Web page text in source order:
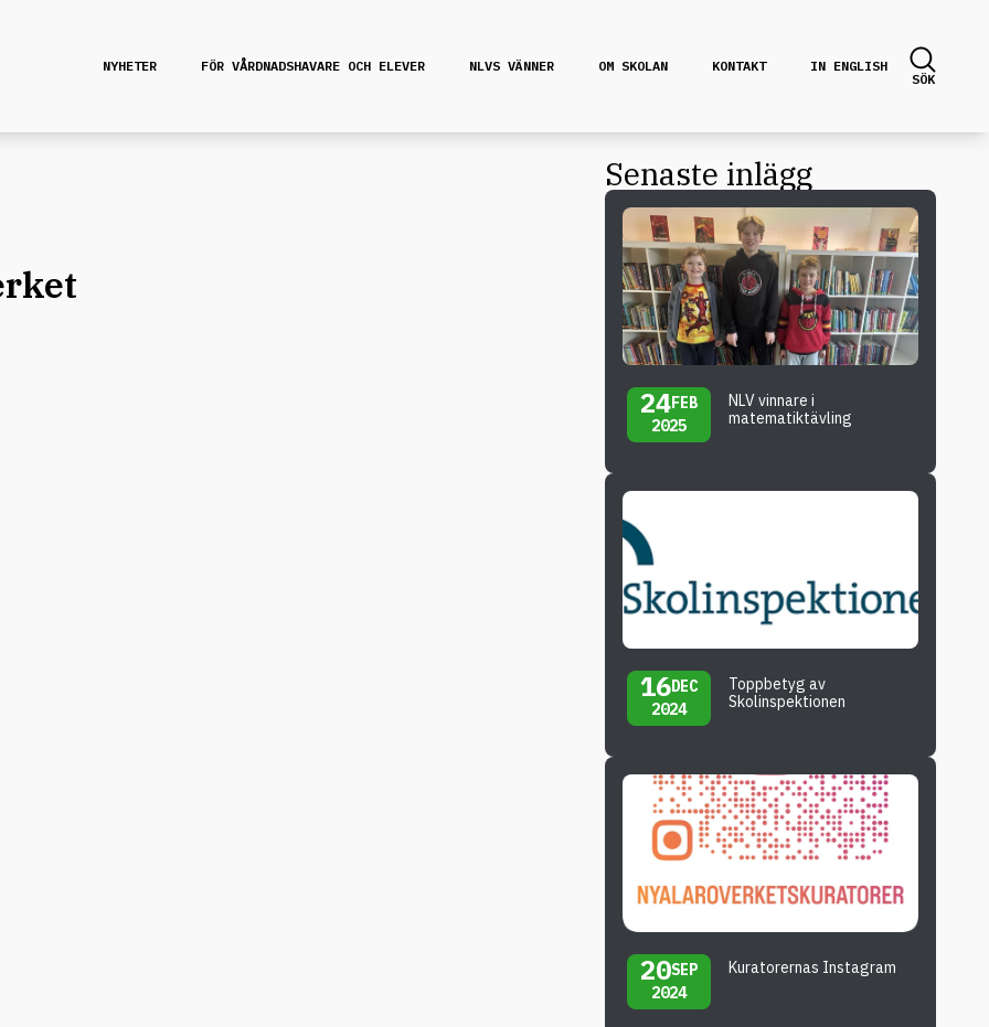
NYHETER FÖR VÅRDNADSHAVARE OCH ELEVER NLVS VÄNNER OM SKOLAN KONTAKT
IN ENGLISH
SÖK
Senaste inlägg
24FEB
2025
NLV vinnare i
matematiktävling
16DEC
2024
Toppbetyg av
Skolinspektionen
20SEP
2024
Kuratorernas Instagram